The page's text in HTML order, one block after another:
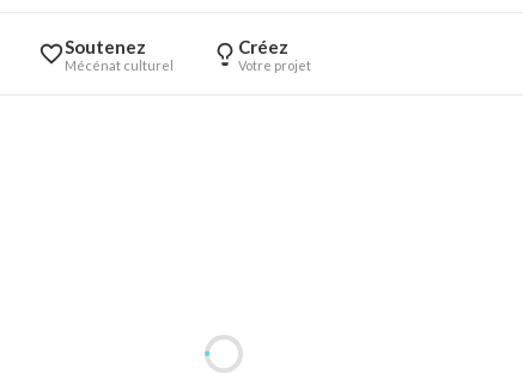
Soutenez
Mécénat culturel
Créez
Votre projet